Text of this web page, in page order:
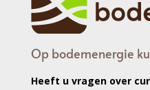
Op bodemenergie
Heeft u vragen over